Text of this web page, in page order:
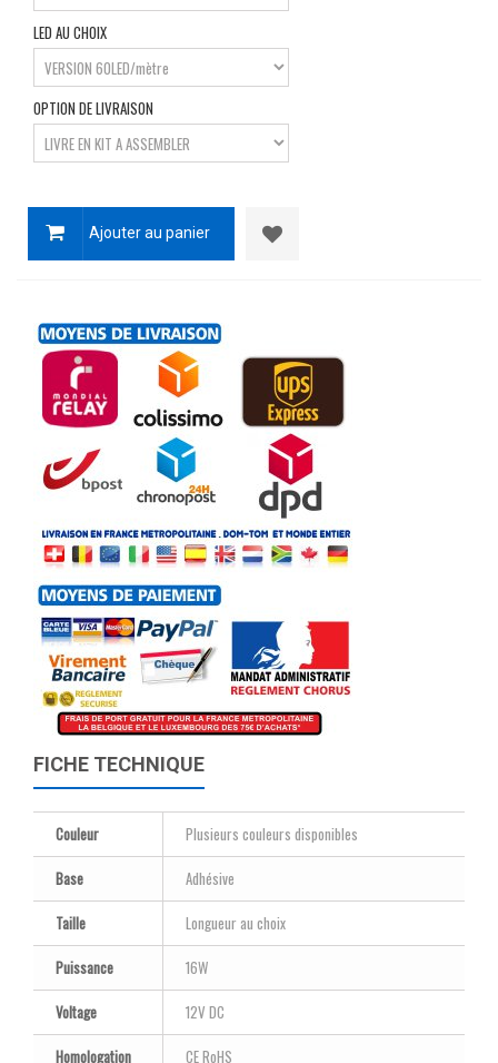
LED AU CHOIX
OPTION DE LIVRAISON
Ajouter au panier
FICHE TECHNIQUE
Couleur
Plusieurs couleurs disponibles
Base
Adhésive
Taille
Longueur au choix
Puissance
16W
Voltage
12V DC
Homologation
CE RoHS